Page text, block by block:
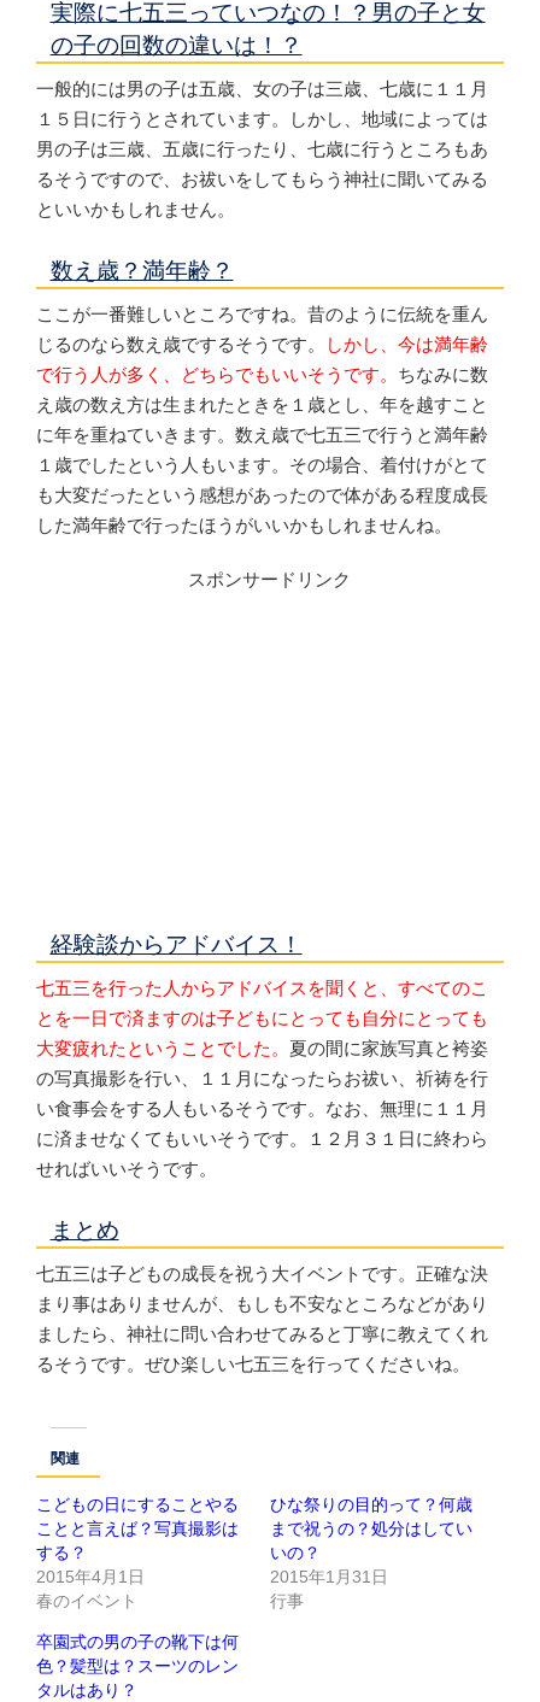
実際に七五三っていつなの！？男の子と女
の子の回数の違いは！？
一般的には男の子は五歳、女の子は三歳、七歳に１１月
１５日に行うとされています。しかし、地域によっては
男の子は三歳、五歳に行ったり、七歳に行うところもあ
るそうですので、お祓いをしてもらう神社に聞いてみる
といいかもしれません。
数え歳？満年齢？
ここが一番難しいところですね。昔のように伝統を重ん
じるのなら数え歳でするそうです。
しかし、今は満年齢
で行う人が多く、どちらでもいいそうです。 ちなみに数
え歳の数え方は生まれたときを１歳とし、年を越すこと
に年を重ねていきます。数え歳で七五三で行うと満年齢
１歳でしたという人もいます。その場合、着付けがとて
も大変だったという感想があったので体がある程度成長
した満年齢で行ったほうがいいかもしれませんね。
スポンサードリンク
経験談からアドバイス！
七五三を行った人からアドバイスを聞くと、すべてのこ
とを一日で済ますのは子どもにとっても自分にとっても
大変疲れたということでした。 夏の間に家族写真と袴姿
の写真撮影を行い、１１月になったらお祓い、祈祷を行
い食事会をする人もいるそうです。なお、無理に１１月
に済ませなくてもいいそうです。１２月３１日に終わら
せればいいそうです。
まとめ
七五三は子どもの成長を祝う大イベントです。正確な決
まり事はありませんが、もしも不安なところなどがあり
ましたら、神社に問い合わせてみると丁寧に教えてくれ
るそうです。ぜひ楽しい七五三を行ってくださいね。
関連
こどもの日にすることやる
ことと言えば？写真撮影は
する？
2015年4月1日
春のイベント
ひな祭りの目的って？何歳
まで祝うの？処分はしてい
いの？
2015年1月31日
行事
卒園式の男の子の靴下は何
色？髪型は？スーツのレン
タルはあり？